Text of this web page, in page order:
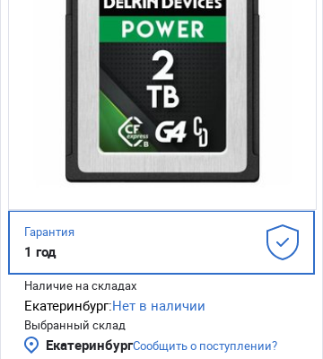
Гарантия
1 год
Наличие на складах
Екатеринбург:Нет в наличии
Выбранный склад
ЕкатеринбургСообщить о поступлении?